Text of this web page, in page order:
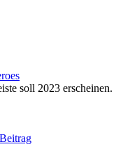
soll 2023 erscheinen.